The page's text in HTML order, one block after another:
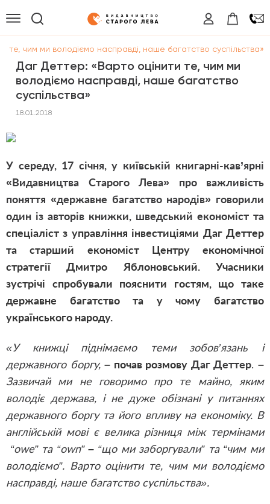
те, чим ми володіємо насправді, наше багатство суспільства»
Даг Деттер: «Варто оцінити те, чим ми
володіємо насправді, наше багатство
суспільства»
18.01.2018
У середу, 17 січня, у київській книгарні-кав’ярні
«Видавництва Старого Лева» про важливість
поняття «державне багатство народів» говорили
один із авторів книжки, шведський економіст та
спеціаліст з управління інвестиціями Даг Деттер
та старший економіст Центру економічної
стратегії Дмитро Яблоновський. Учасники
зустрічі спробували пояснити гостям, що таке
державне багатство та у чому багатство
українського народу.
«У книжці піднімаємо теми зобов’язань і
державного боргу, – почав розмову Даг Деттер.–
Зазвичай ми не говоримо про те майно, яким
володіє держава, і не дуже обізнані у питаннях
державного боргу та його впливу на економіку. В
англійській мові є велика різниця між термінами
“owe” та “own”– “що ми заборгували” та “чим ми
володіємо”. Варто оцінити те, чим ми володіємо
насправді, наше багатство суспільства».